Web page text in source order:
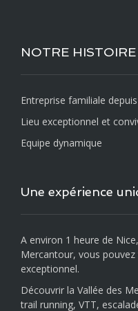
NOTRE HISTOIRE
Entreprise familiale
Lieu exceptionnel et
Equipe dynamique
Une expérience
A environ 1 heure de
Mercantour, vous
exceptionnel.
Découvrir la Vallée des
trail running, VTT,